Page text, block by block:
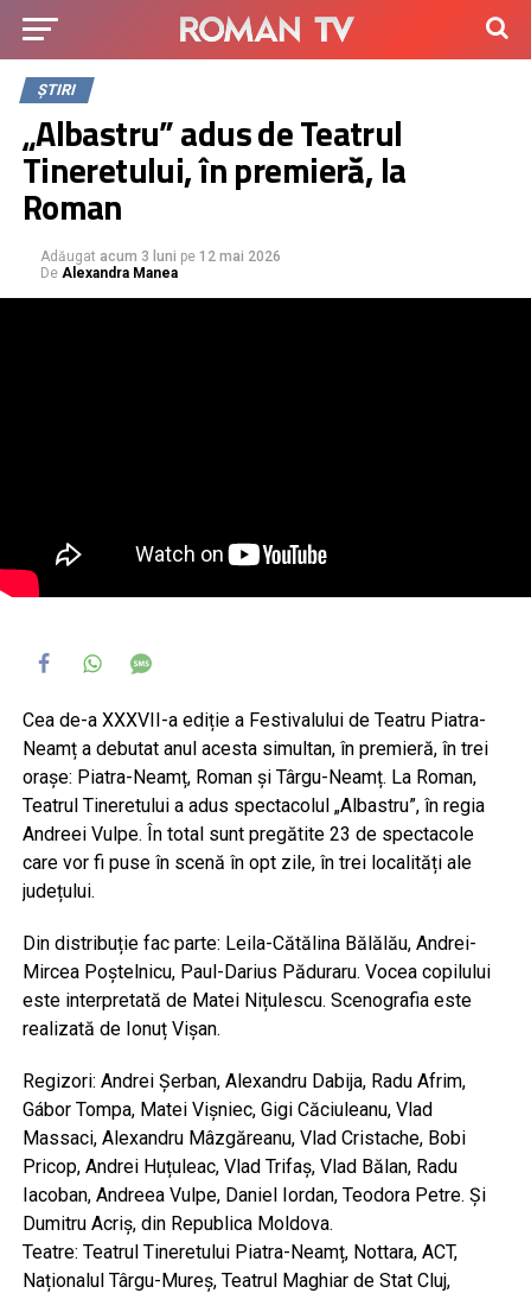
ȘTIRI
„Albastru” adus de Teatrul
Tineretului, în premieră, la
Roman
Adăugat acum 3 luni pe 12 mai 2026
De Alexandra Manea
Cea de-a XXXVII-a ediție a Festivalului de Teatru Piatra-
Neamț a debutat anul acesta simultan, în premieră, în trei
orașe: Piatra-Neamț, Roman și Târgu-Neamț. La Roman,
Teatrul Tineretului a adus spectacolul „Albastru”, în regia
Andreei Vulpe. În total sunt pregătite 23 de spectacole
care vor fi puse în scenă în opt zile, în trei localități ale
județului.
Din distribuție fac parte: Leila-Cătălina Bălălău, Andrei-
Mircea Poștelnicu, Paul-Darius Păduraru. Vocea copilului
este interpretată de Matei Nițulescu. Scenografia este
realizată de Ionuț Vișan.
Regizori: Andrei Șerban, Alexandru Dabija, Radu Afrim,
Gábor Tompa, Matei Vișniec, Gigi Căciuleanu, Vlad
Massaci, Alexandru Mâzgăreanu, Vlad Cristache, Bobi
Pricop, Andrei Huțuleac, Vlad Trifaș, Vlad Bălan, Radu
Iacoban, Andreea Vulpe, Daniel Iordan, Teodora Petre. Și
Dumitru Acriș, din Republica Moldova.
Teatre: Teatrul Tineretului Piatra-Neamț, Nottara, ACT,
Naționalul Târgu-Mureș, Teatrul Maghiar de Stat Cluj,